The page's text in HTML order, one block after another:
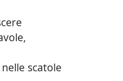
scatole